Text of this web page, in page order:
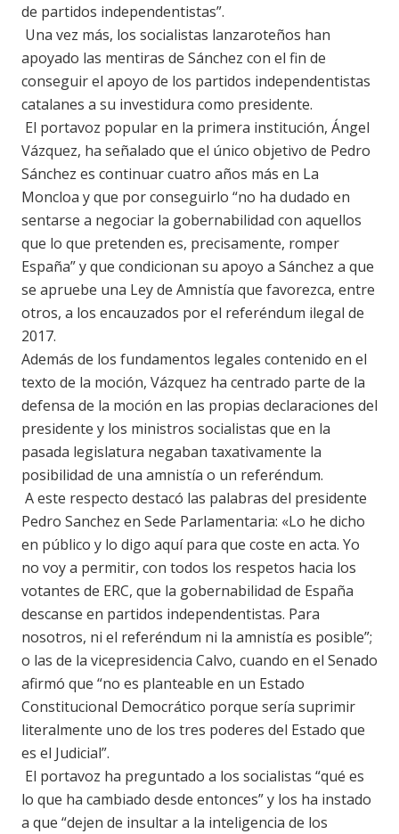
de partidos independentistas”.
Una vez más, los socialistas lanzaroteños han
apoyado las mentiras de Sánchez con el fin de
conseguir el apoyo de los partidos independentistas
catalanes a su investidura como presidente.
El portavoz popular en la primera institución, Ángel
Vázquez, ha señalado que el único objetivo de Pedro
Sánchez es continuar cuatro años más en La
Moncloa y que por conseguirlo “no ha dudado en
sentarse a negociar la gobernabilidad con aquellos
que lo que pretenden es, precisamente, romper
España” y que condicionan su apoyo a Sánchez a que
se apruebe una Ley de Amnistía que favorezca, entre
otros, a los encauzados por el referéndum ilegal de
2017.
Además de los fundamentos legales contenido en el
texto de la moción, Vázquez ha centrado parte de la
defensa de la moción en las propias declaraciones del
presidente y los ministros socialistas que en la
pasada legislatura negaban taxativamente la
posibilidad de una amnistía o un referéndum.
A este respecto destacó las palabras del presidente
Pedro Sanchez en Sede Parlamentaria: «Lo he dicho
en público y lo digo aquí para que coste en acta. Yo
no voy a permitir, con todos los respetos hacia los
votantes de ERC, que la gobernabilidad de España
descanse en partidos independentistas. Para
nosotros, ni el referéndum ni la amnistía es posible”;
o las de la vicepresidencia Calvo, cuando en el Senado
afirmó que “no es planteable en un Estado
Constitucional Democrático porque sería suprimir
literalmente uno de los tres poderes del Estado que
es el Judicial”.
El portavoz ha preguntado a los socialistas “qué es
lo que ha cambiado desde entonces” y los ha instado
a que “dejen de insultar a la inteligencia de los